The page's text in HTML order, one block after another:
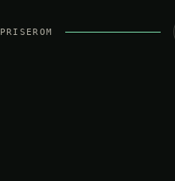
PRISER OM